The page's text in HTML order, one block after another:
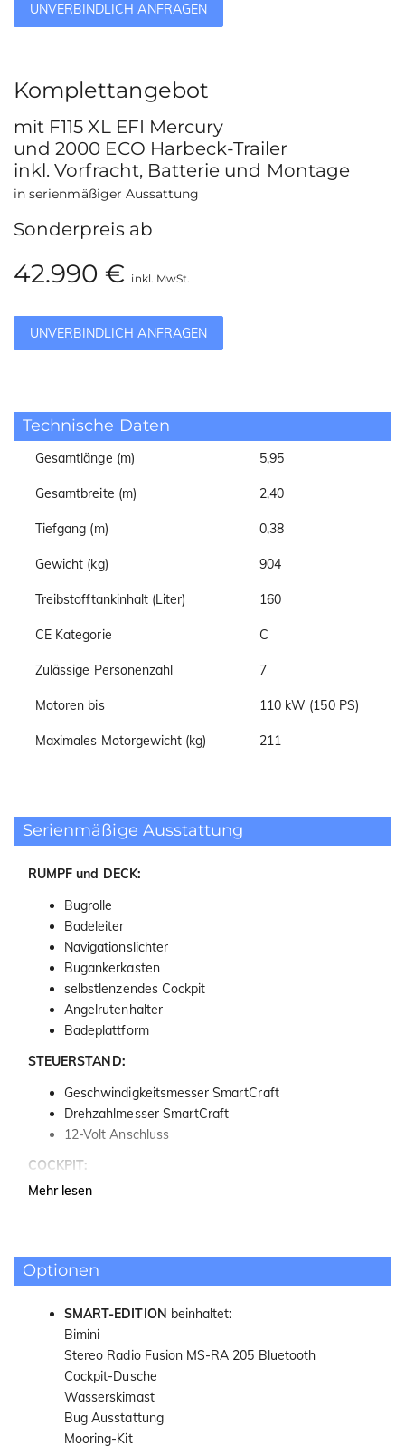
UNVERBINDLICH ANFRAGEN
Komplettangebot
mit F115 XL EFI Mercury
und 2000 ECO Harbeck-Trailer
inkl. Vorfracht, Batterie und Montage
in serienmäßiger Aussattung
Sonderpreis ab
42.990 € inkl. MwSt.
UNVERBINDLICH ANFRAGEN
Technische Daten
Gesamtlänge (m) 5,95
Gesamtbreite (m) 2,40
Tiefgang (m) 0,38
Gewicht (kg) 904
Treibstofftankinhalt (Liter) 160
CE Kategorie C
Zulässige Personenzahl 7
Motoren bis 110 kW (150 PS)
Maximales Motorgewicht (kg) 211
Serienmäßige Ausstattung
RUMPF und DECK:
Bugrolle
Badeleiter
Navigationslichter
Bugankerkasten
selbstlenzendes Cockpit
Angelrutenhalter
Badeplattform
STEUERSTAND:
Geschwindigkeitsmesser SmartCraft
Drehzahlmesser SmartCraft
12-Volt Anschluss
COCKPIT:
Fahrersitz mit klappbarem Polster und Drehlager
Beifahrersitz
Cockpit Polster
AUSSTATTUNG:
Hydrauliklenkung
Elektrische Bilgenpumpe
Außenborder Vorbereitung
Mehr lesen
Optionen
SMART-EDITION beinhaltet:
Bimini
Stereo Radio Fusion MS-RA 205 Bluetooth
Cockpit-Dusche
Wasserskimast
Bug Ausstattung
Mooring-Kit